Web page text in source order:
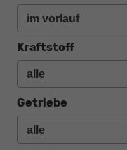
Kraftstoff
Getriebe